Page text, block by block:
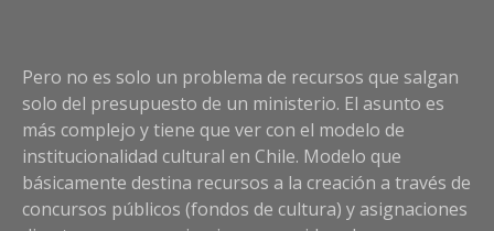
Pero no es solo un problema de recursos que salgan
solo del presupuesto de un ministerio. El asunto es
más complejo y tiene que ver con el modelo de
institucionalidad cultural en Chile. Modelo que
básicamente destina recursos a la creación a través de
concursos públicos (fondos de cultura) y asignaciones